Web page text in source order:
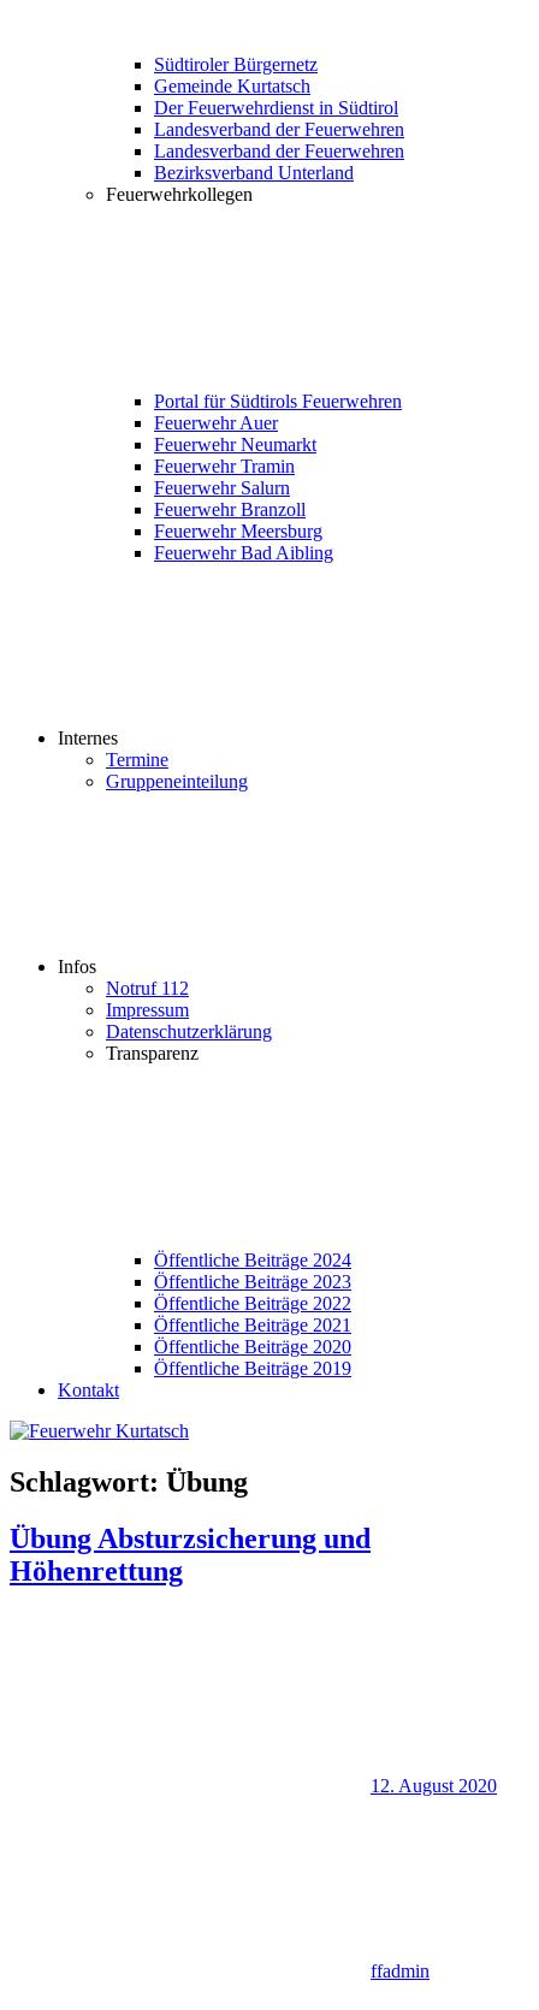
Südtiroler Bürgernetz
Gemeinde Kurtatsch
Der Feuerwehrdienst in Südtirol
Landesverband der Feuerwehren
Landesverband der Feuerwehren
Bezirksverband Unterland
Feuerwehrkollegen
Portal für Südtirols Feuerwehren
Feuerwehr Auer
Feuerwehr Neumarkt
Feuerwehr Tramin
Feuerwehr Salurn
Feuerwehr Branzoll
Feuerwehr Meersburg
Feuerwehr Bad Aibling
Internes
Termine
Gruppeneinteilung
Infos
Notruf 112
Impressum
Datenschutzerklärung
Transparenz
Öffentliche Beiträge 2024
Öffentliche Beiträge 2023
Öffentliche Beiträge 2022
Öffentliche Beiträge 2021
Öffentliche Beiträge 2020
Öffentliche Beiträge 2019
Kontakt
Schlagwort: Übung
Übung Absturzsicherung und
Höhenrettung
12. August 2020
ffadmin